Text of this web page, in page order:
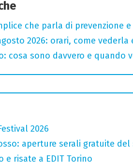
che parla di prevenzione e
2026: orari, come
cosa sono davvero e quando
2026
aperture serali gratuite del
e risate a EDIT Torino